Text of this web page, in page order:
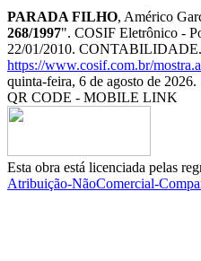
PARADA FILHO, Américo
268/1997". COSIF Eletrônico -
22/01/2010.
https://www.cosif.com.br/
quinta-feira, 6 de agosto de 2026.
QR CODE - MOBILE LINK
Esta obra está licenciada pelas
Atribuição-NãoComercial-